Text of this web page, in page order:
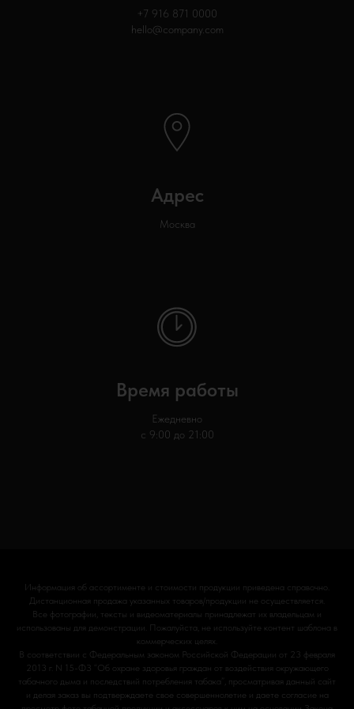
+7 916 871 0000
hello@company.com
Адрес
Москва
Время работы
Ежедневно
с 9:00 до 21:00
Информация об ассортименте и стоимости продукции приведена справочно.
Дистанционная продажа указанных товаров/продукции не осуществляется.
Все фотографии, тексты и видеоматериалы принадлежат их владельцам и
использованы для демонстрации. Пожалуйста, не используйте контент шаблона в
коммерческих целях.
В соответствии с Федеральным законом Российской Федерации от 23 февраля
2013 г. N 15-ФЗ “Об охране здоровья граждан от воздействия окружающего
табачного дыма и последствий потребления табака”, просматривая данный сайт
и делая заказ вы подтверждаете свое совершеннолетие и даете согласие на